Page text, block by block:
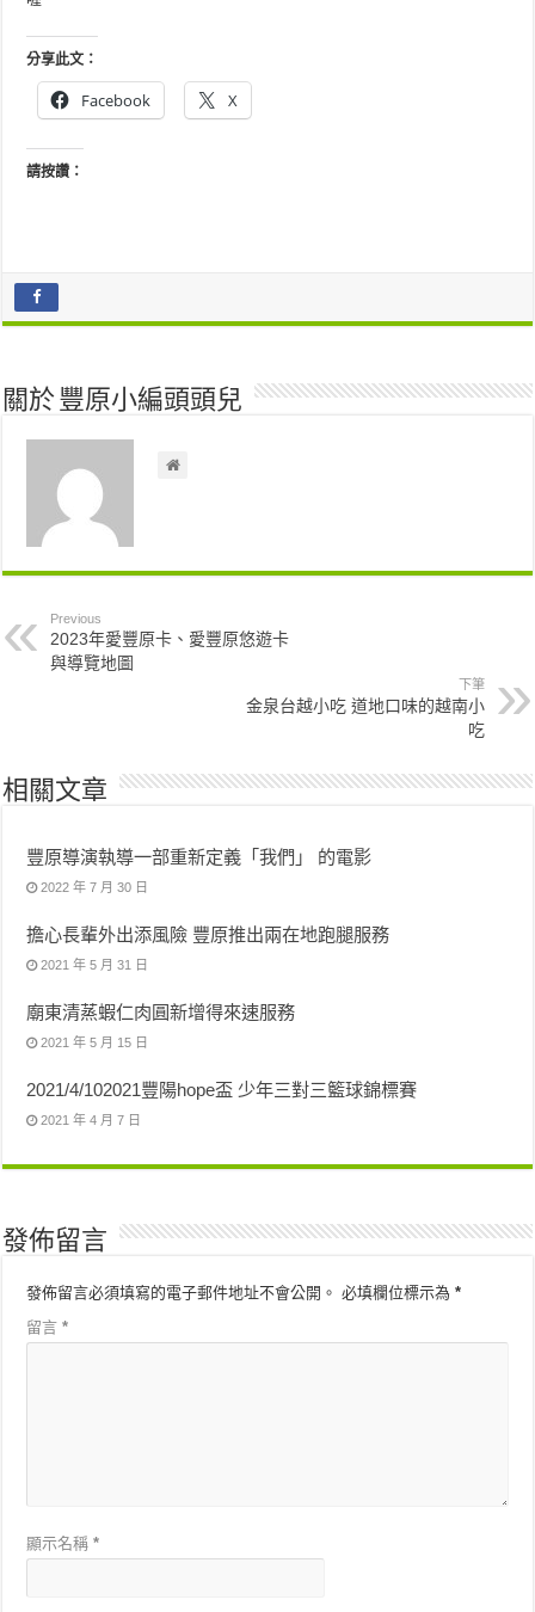
分享此文：
Facebook X
請按讚：
關於 豐原小編頭頭兒
Previous
2023年愛豐原卡、愛豐原悠遊卡
與導覽地圖
下筆
金泉台越小吃 道地口味的越南小
吃
相關文章
豐原導演執導一部重新定義「我們」 的電影
2022 年 7 月 30 日
擔心長輩外出添風險 豐原推出兩在地跑腿服務
2021 年 5 月 31 日
廟東清蒸蝦仁肉圓新增得來速服務
2021 年 5 月 15 日
2021/4/102021豐陽hope盃 少年三對三籃球錦標賽
2021 年 4 月 7 日
發佈留言
發佈留言必須填寫的電子郵件地址不會公開。 必填欄位標示為*
留言*
顯示名稱*